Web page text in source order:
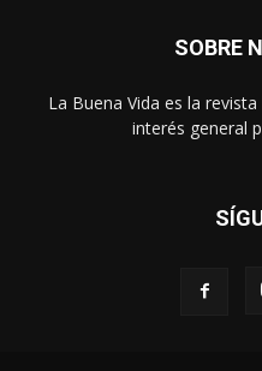
SOBRE
La Buena Vida es la
interés general